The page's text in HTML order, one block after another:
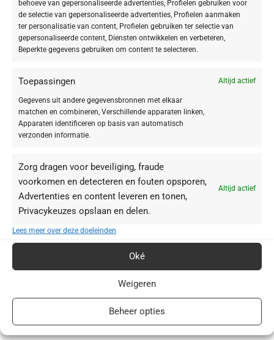
behoeve van gepersonaliseerde advertenties, Profielen gebruiken voor
de selectie van gepersonaliseerde advertenties, Profielen aanmaken
ter personalisatie van content, Profielen gebruiken ter selectie van
gepersonaliseerde content, Diensten ontwikkelen en verbeteren,
Beperkte gegevens gebruiken om content te selecteren.
Toepassingen Altijd actief
Gegevens uit andere gegevensbronnen met elkaar
matchen en combineren, Verschillende apparaten linken,
Apparaten identificeren op basis van automatisch
verzonden informatie.
Zorg dragen voor beveiliging, fraude
voorkomen en detecteren en fouten opsporen,
Advertenties en content leveren en tonen,
Privacykeuzes opslaan en delen.
Altijd actief
Lees meer over deze doeleinden
Oké
Weigeren
Beheer opties
TOEPASSING
Lichaam
SOORT PRODUCT
Serum
Maskers
-20%
NIEUW
PROTECTING The Cure Mask
89,90 €71,92